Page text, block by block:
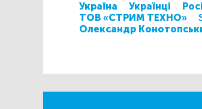
Україна Українці
ТОВ «СТРИМ ТЕХНО»
Олександр